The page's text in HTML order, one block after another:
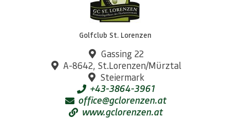
Golfclub St. Lorenzen
Gassing 22
A-8642, St.Lorenzen/Mürztal
Steiermark
+43-3864-3961
office@gclorenzen.at
www.gclorenzen.at